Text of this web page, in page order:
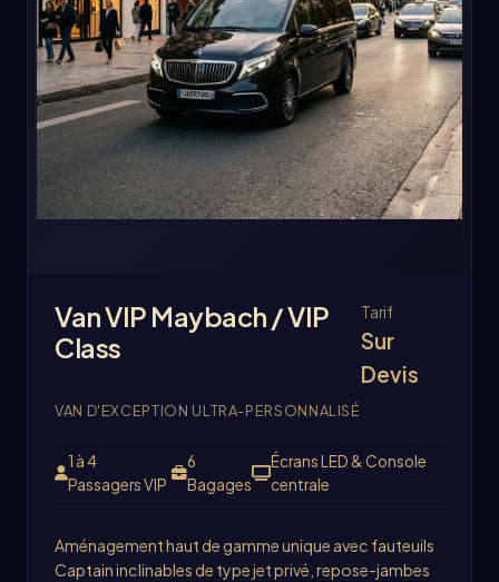
Van VIP Maybach / VIP
Class
Tarif
Sur
Devis
VAN D'EXCEPTION ULTRA-PERSONNALISÉ
1 à 4
Passagers VIP
6
Bagages
Écrans LED & Console
centrale
Aménagement haut de gamme unique avec fauteuils
Captain inclinables de type jet privé, repose-jambes